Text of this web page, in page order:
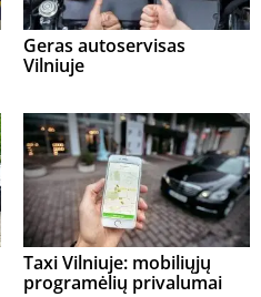
Geras autoservisas
Vilniuje
Taxi Vilniuje: mobiliųjų
programėlių privalumai